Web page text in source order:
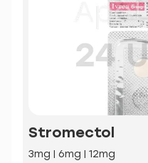
Stromectol
3mg | 6mg | 12mg